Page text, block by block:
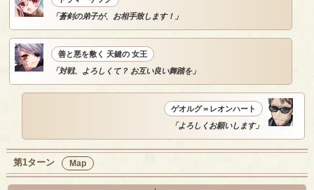
「蒼剣の弟子が、お相手致します！」
善と悪を敷く 天鍵の 女王
「対戦、よろしくて？ お互い良い舞踏を」
ゲオルグ＝レオンハート
「よろしくお願いします」
第1ターン Map